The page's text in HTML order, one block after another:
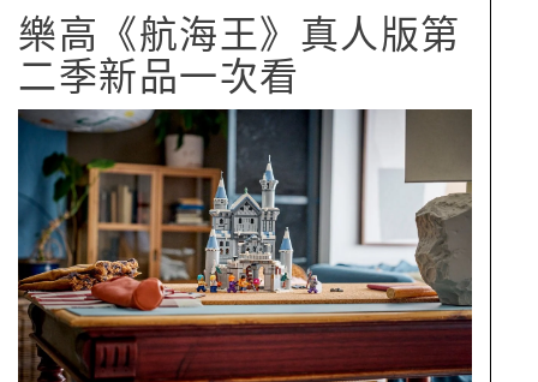
樂高《航海王》真人版第
二季新品一次看